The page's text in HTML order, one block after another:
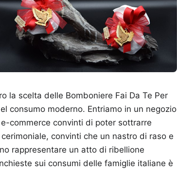
la scelta delle Bomboniere Fai Da Te Per
consumo moderno. Entriamo in un negozio
commerce convinti di poter sottrarre
convinti che un nastro di raso e
rappresentare un atto di ribellione
sui consumi delle famiglie italiane è